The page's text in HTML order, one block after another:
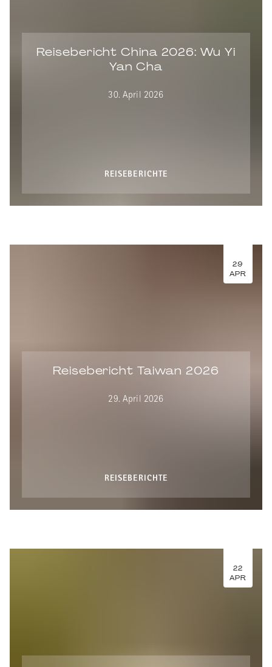
Reisebericht China 2026: Wu Yi
Yan Cha
30. April 2026
REISEBERICHTE
29
APR
Reisebericht Taiwan 2026
29. April 2026
REISEBERICHTE
22
APR